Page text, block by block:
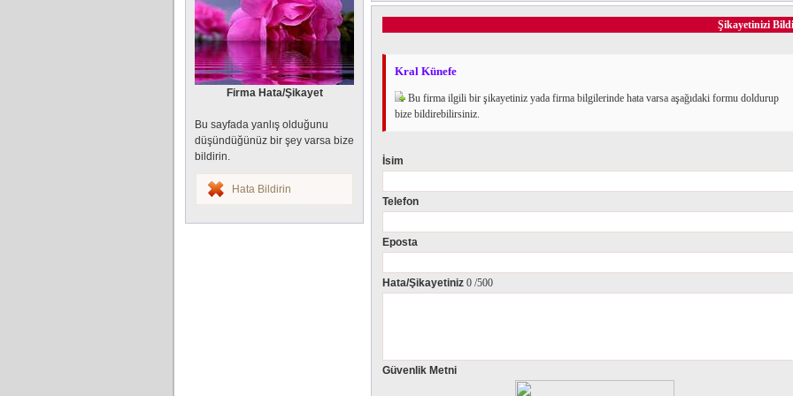
Firma Hata/Şikayet
Bu sayfada yanlış olduğunu
düşündüğünüz bir şey varsa bize
bildirin.
Hata Bildirin
Şikayetinizi
Kral Künefe
Bu firma ilgili bir şikayetiniz yada firma bilgilerinde hata varsa aşağıdaki formu doldurup
bize bildirebilirsiniz.
İsim
Telefon
Eposta
Hata/Şikayetiniz 0 /500
Güvenlik Metni